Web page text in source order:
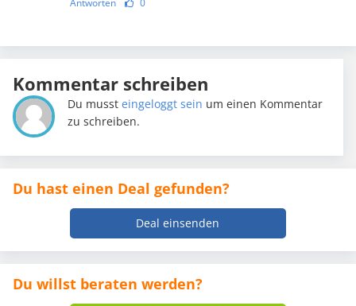
Antworten 0
Kommentar schreiben
Du mussteingeloggt sein um einen Kommentar
zu schreiben.
Du hast einen Deal gefunden?
Deal einsenden
Du willst beraten werden?